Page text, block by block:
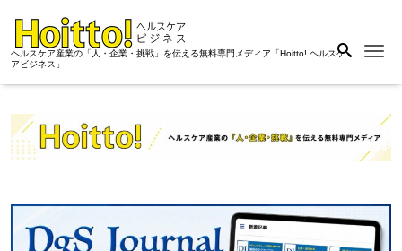
ヘルスケア産業の「人・企業・挑戦」を伝える無料専門メディア「Hoitto! ヘルスケ
アビジネス」